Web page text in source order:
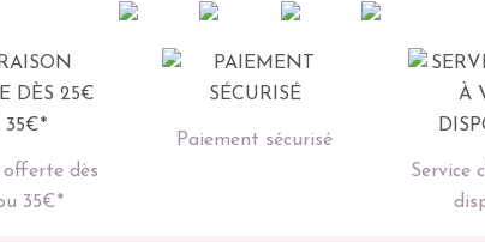
offerte dès
35€*
Paiement sécurisé
Service